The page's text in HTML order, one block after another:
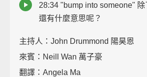
28:34 "bump into someone" 除
還有什麼意思呢？
主持人：John Drummond 陽昊恩
來賓：Neill Wan 萬子豪
翻譯：Angela Ma